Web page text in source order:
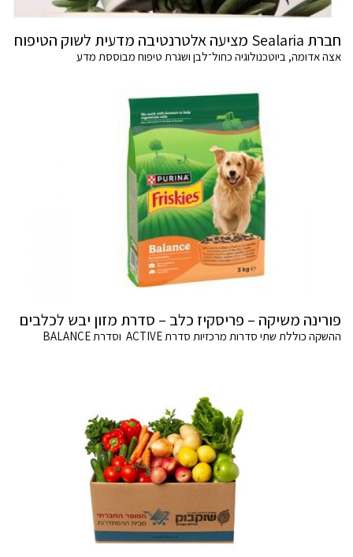
חברת Sealaria מציעה אלטרנטיבה מדעית לשוק הטיפוח
אצה אדומה, ביוטכנולוגיה כחול־לבן ושגרת טיפוח מבוססת מדע
פורינה משיקה – פריסקיז כלב – סדרת מזון יבש לכלבים
ההשקה כוללת שתי סדרות מרכזיות סדרת ACTIVE וסדרת BALANCE